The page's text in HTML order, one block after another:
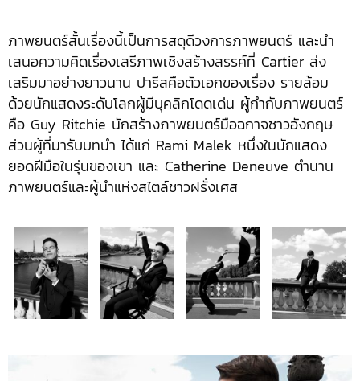
ภาพยนตร์สั้นเรื่องนี้เป็นการสดุดีวงการภาพยนตร์ และนำ
เสนอความคิดเรื่องเสรีภาพเชิงสร้างสรรค์ที่ Cartier ส่ง
เสริมมาอย่างยาวนาน ปารีสคือตัวเอกของเรื่อง รายล้อม
ด้วยนักแสดงระดับโลกผู้มีบุคลิกโดดเด่น ผู้กำกับภาพยนตร์
คือ Guy Ritchie นักสร้างภาพยนตร์มือฉกาจชาวอังกฤษ
ส่วนผู้ที่มารับบทนำ ได้แก่ Rami Malek หนึ่งในนักแสดง
ยอดฝีมือในรุ่นของเขา และ Catherine Deneuve ตำนาน
ภาพยนตร์และผู้นำแห่งสไตล์ชาวฝรั่งเศส